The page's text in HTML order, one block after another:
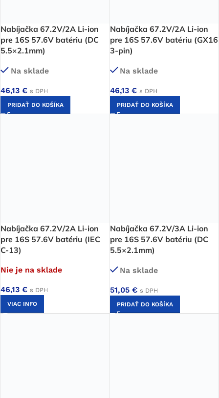
Nabíjačka 67.2V/2A Li-ion
pre 16S 57.6V batériu (DC
5.5×2.1mm)
Na sklade
46,13 € s DPH
PRIDAŤ DO KOŠÍKA
Nabíjačka 67.2V/2A Li-ion
pre 16S 57.6V batériu (GX16
3-pin)
Na sklade
46,13 € s DPH
PRIDAŤ DO KOŠÍKA
Nabíjačka 67.2V/2A Li-ion
pre 16S 57.6V batériu (IEC
C-13)
Nie je na sklade
46,13 € s DPH
VIAC INFO
Nabíjačka 67.2V/3A Li-ion
pre 16S 57.6V batériu (DC
5.5×2.1mm)
Na sklade
51,05 € s DPH
PRIDAŤ DO KOŠÍKA